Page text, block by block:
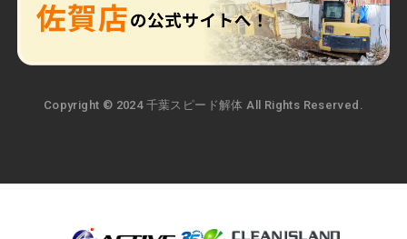
Copyright © 2024 千葉スピード解体 All Rights Reserved.